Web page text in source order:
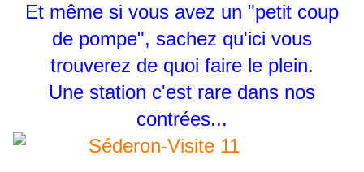
Et même si vous avez un "petit coup
de pompe", sachez qu'ici vous
trouverez de quoi faire le plein.
Une station c'est rare dans nos
contrées...